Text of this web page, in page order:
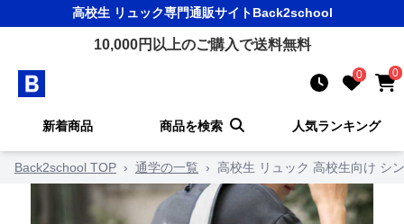
高校生 リュック専門通販サイトBack2school
10,000円以上のご購入で送料無料
0 0
新着商品 商品を検索 人気ランキング
Back2school TOP › 通学の一覧 › 高校生 リュック 高校生向け シ